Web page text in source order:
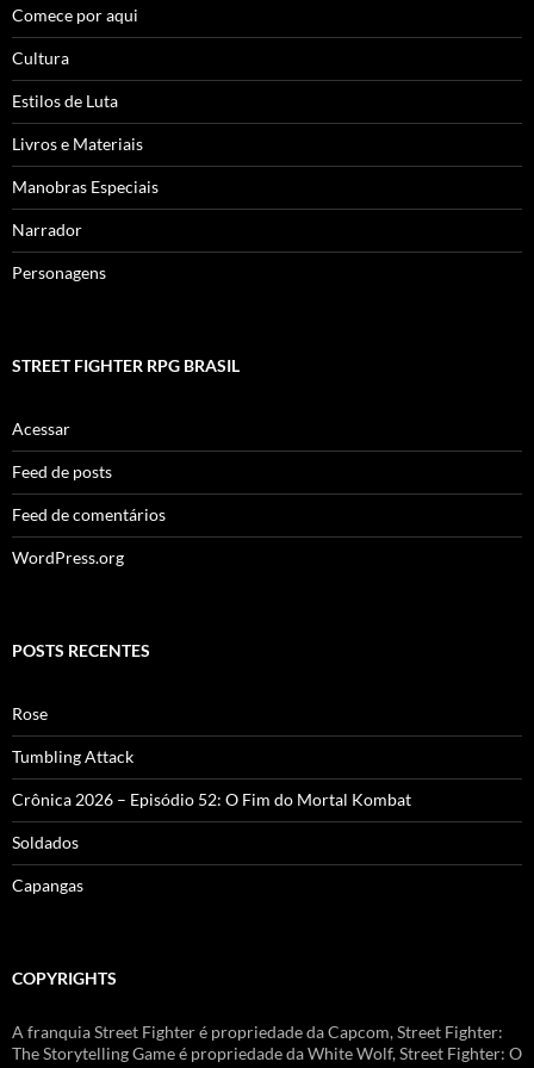
Comece por aqui
Cultura
Estilos de Luta
Livros e Materiais
Manobras Especiais
Narrador
Personagens
STREET FIGHTER RPG BRASIL
Acessar
Feed de posts
Feed de comentários
WordPress.org
POSTS RECENTES
Rose
Tumbling Attack
Crônica 2026 – Episódio 52: O Fim do Mortal Kombat
Soldados
Capangas
COPYRIGHTS
A franquia Street Fighter é propriedade da Capcom, Street Fighter:
The Storytelling Game é propriedade da White Wolf, Street Fighter: O